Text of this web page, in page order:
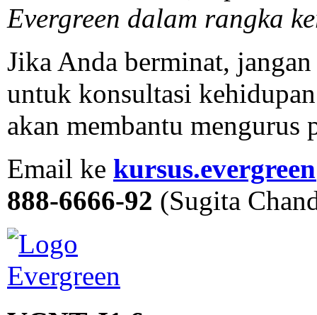
Evergreen dalam rangka
Jika Anda berminat,
untuk konsultasi
akan membantu mengurus
Email ke
888-6666-92 (Sugita